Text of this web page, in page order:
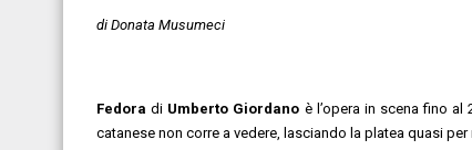
di Donata Musumeci
Fedora di Umberto Giordano è l’opera in scena fino al
catanese non corre a vedere, lasciando la platea quasi per